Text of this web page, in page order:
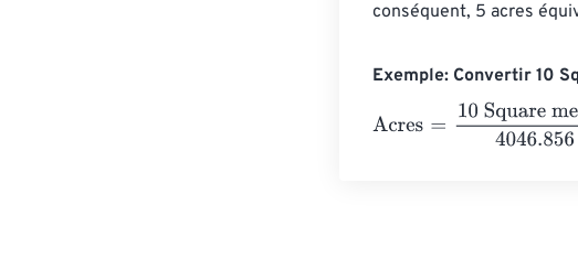
conséquent, 5 acres
Exemple: Convertir 10
Acres
10 Square meters